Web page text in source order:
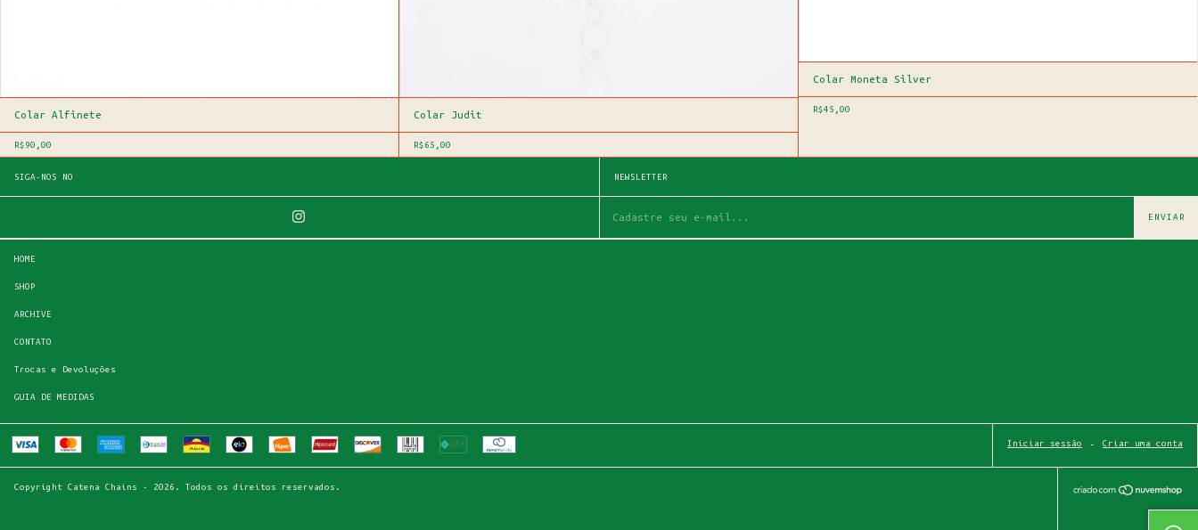
Colar Alfinete
R$90,00
Colar Judit
R$65,00
Colar Moneta Silver
R$45,00
SIGA-NOS NO NEWSLETTER
HOME
SHOP
ARCHIVE
CONTATO
Trocas e Devoluções
GUIA DE MEDIDAS
Iniciar sessão - Criar uma conta
Copyright Catena Chains - 2026. Todos os direitos reservados.